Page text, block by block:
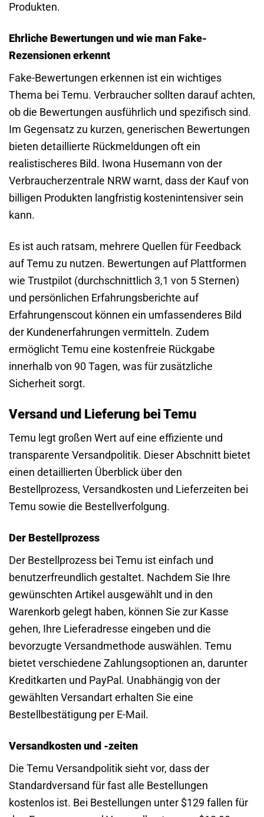
Produkten.
Ehrliche Bewertungen und wie man Fake-
Rezensionen erkennt
Fake-Bewertungen erkennen ist ein wichtiges
Thema bei Temu. Verbraucher sollten darauf achten,
ob die Bewertungen ausführlich und spezifisch sind.
Im Gegensatz zu kurzen, generischen Bewertungen
bieten detaillierte Rückmeldungen oft ein
realistischeres Bild. Iwona Husemann von der
Verbraucherzentrale NRW warnt, dass der Kauf von
billigen Produkten langfristig kostenintensiver sein
kann.
Es ist auch ratsam, mehrere Quellen für Feedback
auf Temu zu nutzen. Bewertungen auf Plattformen
wie Trustpilot (durchschnittlich 3,1 von 5 Sternen)
und persönlichen Erfahrungsberichte auf
Erfahrungenscout können ein umfassenderes Bild
der Kundenerfahrungen vermitteln. Zudem
ermöglicht Temu eine kostenfreie Rückgabe
innerhalb von 90 Tagen, was für zusätzliche
Sicherheit sorgt.
Versand und Lieferung bei Temu
Temu legt großen Wert auf eine effiziente und
transparente Versandpolitik. Dieser Abschnitt bietet
einen detaillierten Überblick über den
Bestellprozess, Versandkosten und Lieferzeiten bei
Temu sowie die Bestellverfolgung.
Der Bestellprozess
Der Bestellprozess bei Temu ist einfach und
benutzerfreundlich gestaltet. Nachdem Sie Ihre
gewünschten Artikel ausgewählt und in den
Warenkorb gelegt haben, können Sie zur Kasse
gehen, Ihre Lieferadresse eingeben und die
bevorzugte Versandmethode auswählen. Temu
bietet verschiedene Zahlungsoptionen an, darunter
Kreditkarten und PayPal. Unabhängig von der
gewählten Versandart erhalten Sie eine
Bestellbestätigung per E-Mail.
Versandkosten und -zeiten
Die Temu Versandpolitik sieht vor, dass der
Standardversand für fast alle Bestellungen
kostenlos ist. Bei Bestellungen unter $129 fallen für